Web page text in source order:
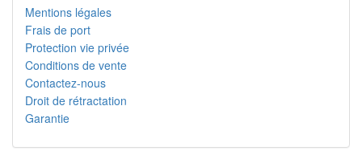
Mentions légales
Frais de port
Protection vie privée
Conditions de vente
Contactez-nous
Droit de rétractation
Garantie